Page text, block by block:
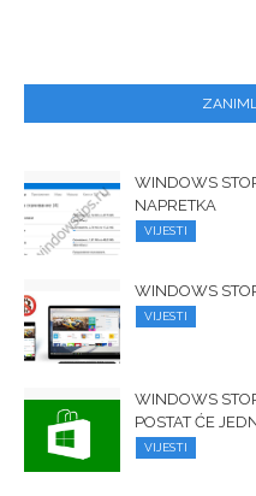
WINDOWS
NAPRETKA
VIJESTI
WINDOWS
VIJESTI
WINDOWS
POSTAT ĆE
VIJESTI